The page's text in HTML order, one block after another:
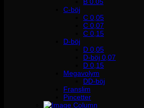
C-böj
C 0,05
C 0,07
C 0,15
D-böj
D 0,05
D-böj 0,07
D 0,15
Megavolym
DD-böj
Franslim
Pincetter